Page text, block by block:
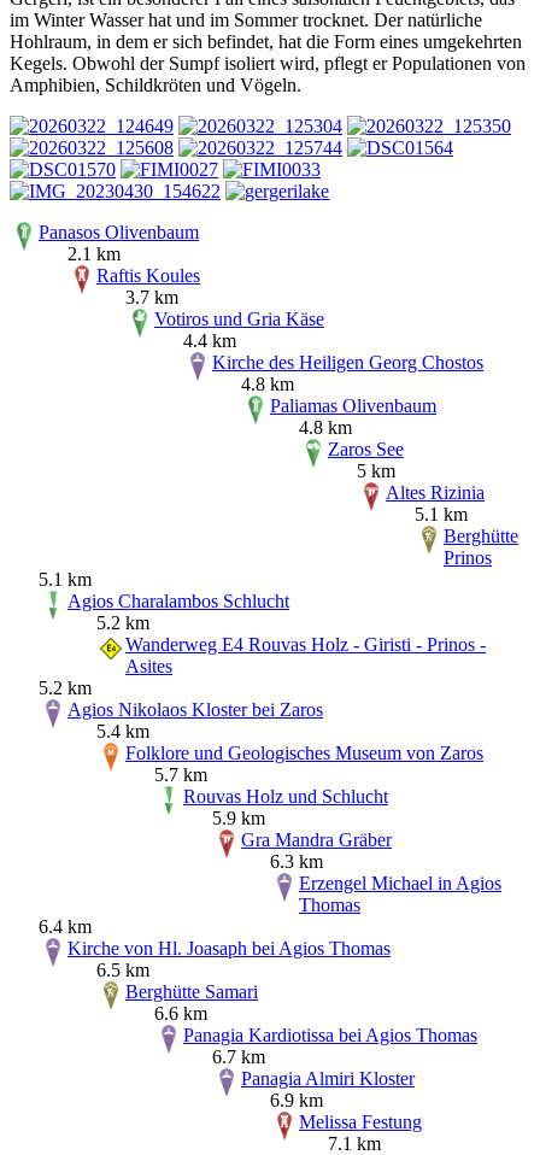
im Winter Wasser hat und im Sommer trocknet. Der natürliche
Hohlraum, in dem er sich befindet, hat die Form eines umgekehrten
Kegels. Obwohl der Sumpf isoliert wird, pflegt er Populationen von
Amphibien, Schildkröten und Vögeln.
Panasos Olivenbaum
2.1 km
Raftis Koules
3.7 km
Votiros und Gria Käse
4.4 km
Kirche des Heiligen Georg Chostos
4.8 km
Paliamas Olivenbaum
4.8 km
Zaros See
5 km
Altes Rizinia
5.1 km
Berghütte
Prinos
5.1 km
Agios Charalambos Schlucht
5.2 km
Wanderweg E4 Rouvas Holz - Giristi - Prinos -
Asites
5.2 km
Agios Nikolaos Kloster bei Zaros
5.4 km
Folklore und Geologisches Museum von Zaros
5.7 km
Rouvas Holz und Schlucht
5.9 km
Gra Mandra Gräber
6.3 km
Erzengel Michael in Agios
Thomas
6.4 km
Kirche von Hl. Joasaph bei Agios Thomas
6.5 km
Berghütte Samari
6.6 km
Panagia Kardiotissa bei Agios Thomas
6.7 km
Panagia Almiri Kloster
6.9 km
Melissa Festung
7.1 km